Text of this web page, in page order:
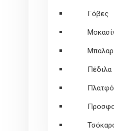
Γόβες
Πέδιλα